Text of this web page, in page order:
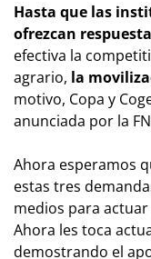
Hasta que las
ofrezcan
efectiva la
agrario, la
motivo, Copa y
anunciada por la
Ahora esperamos
estas tres
medios para
Ahora les toca
demostrando el